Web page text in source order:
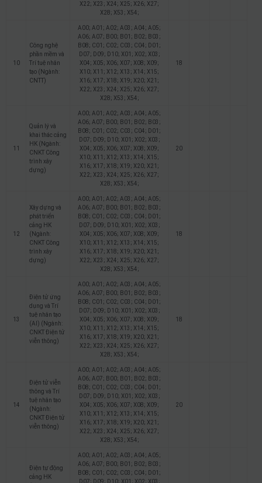
X22; X23; X24; X25; X26; X27;
X28; X53; X54;
10
Công nghệ
phần mềm và
Trí tuệ nhân
tạo (Ngành:
CNTT)
A00; A01; A02; A03; A04; A05;
A06; A07; B00; B01; B02; B03;
B08; C01; C02; C03; C04; D01;
D07; D09; D10; X01; X02; X03;
X04; X05; X06; X07; X08; X09;
X10; X11; X12; X13; X14; X15;
X16; X17; X18; X19; X20; X21;
X22; X23; X24; X25; X26; X27;
X28; X53; X54;
18
11
Quản lý và
khai thác cảng
HK (Ngành:
CNKT Công
trình xây
dựng)
A00; A01; A02; A03; A04; A05;
A06; A07; B00; B01; B02; B03;
B08; C01; C02; C03; C04; D01;
D07; D09; D10; X01; X02; X03;
X04; X05; X06; X07; X08; X09;
X10; X11; X12; X13; X14; X15;
X16; X17; X18; X19; X20; X21;
X22; X23; X24; X25; X26; X27;
X28; X53; X54;
20
12
Xây dựng và
phát triển
cảng HK
(Ngành:
CNKT Công
trình xây
dựng)
A00; A01; A02; A03; A04; A05;
A06; A07; B00; B01; B02; B03;
B08; C01; C02; C03; C04; D01;
D07; D09; D10; X01; X02; X03;
X04; X05; X06; X07; X08; X09;
X10; X11; X12; X13; X14; X15;
X16; X17; X18; X19; X20; X21;
X22; X23; X24; X25; X26; X27;
X28; X53; X54;
18
13
Điện tử ứng
dụng và Trí
tuệ nhân tạo
(AI) (Ngành:
CNKT Điện tử
viễn thông)
A00; A01; A02; A03; A04; A05;
A06; A07; B00; B01; B02; B03;
B08; C01; C02; C03; C04; D01;
D07; D09; D10; X01; X02; X03;
X04; X05; X06; X07; X08; X09;
X10; X11; X12; X13; X14; X15;
X16; X17; X18; X19; X20; X21;
X22; X23; X24; X25; X26; X27;
X28; X53; X54;
18
14
Điện tử viễn
thông và Trí
tuệ nhân tạo
(Ngành:
CNKT Điện tử
viễn thông)
A00; A01; A02; A03; A04; A05;
A06; A07; B00; B01; B02; B03;
B08; C01; C02; C03; C04; D01;
D07; D09; D10; X01; X02; X03;
X04; X05; X06; X07; X08; X09;
X10; X11; X12; X13; X14; X15;
X16; X17; X18; X19; X20; X21;
X22; X23; X24; X25; X26; X27;
X28; X53; X54;
20
Điện tự động
cảng HK
A00; A01; A02; A03; A04; A05;
A06; A07; B00; B01; B02; B03;
B08; C01; C02; C03; C04; D01;
D07; D09; D10; X01; X02; X03;